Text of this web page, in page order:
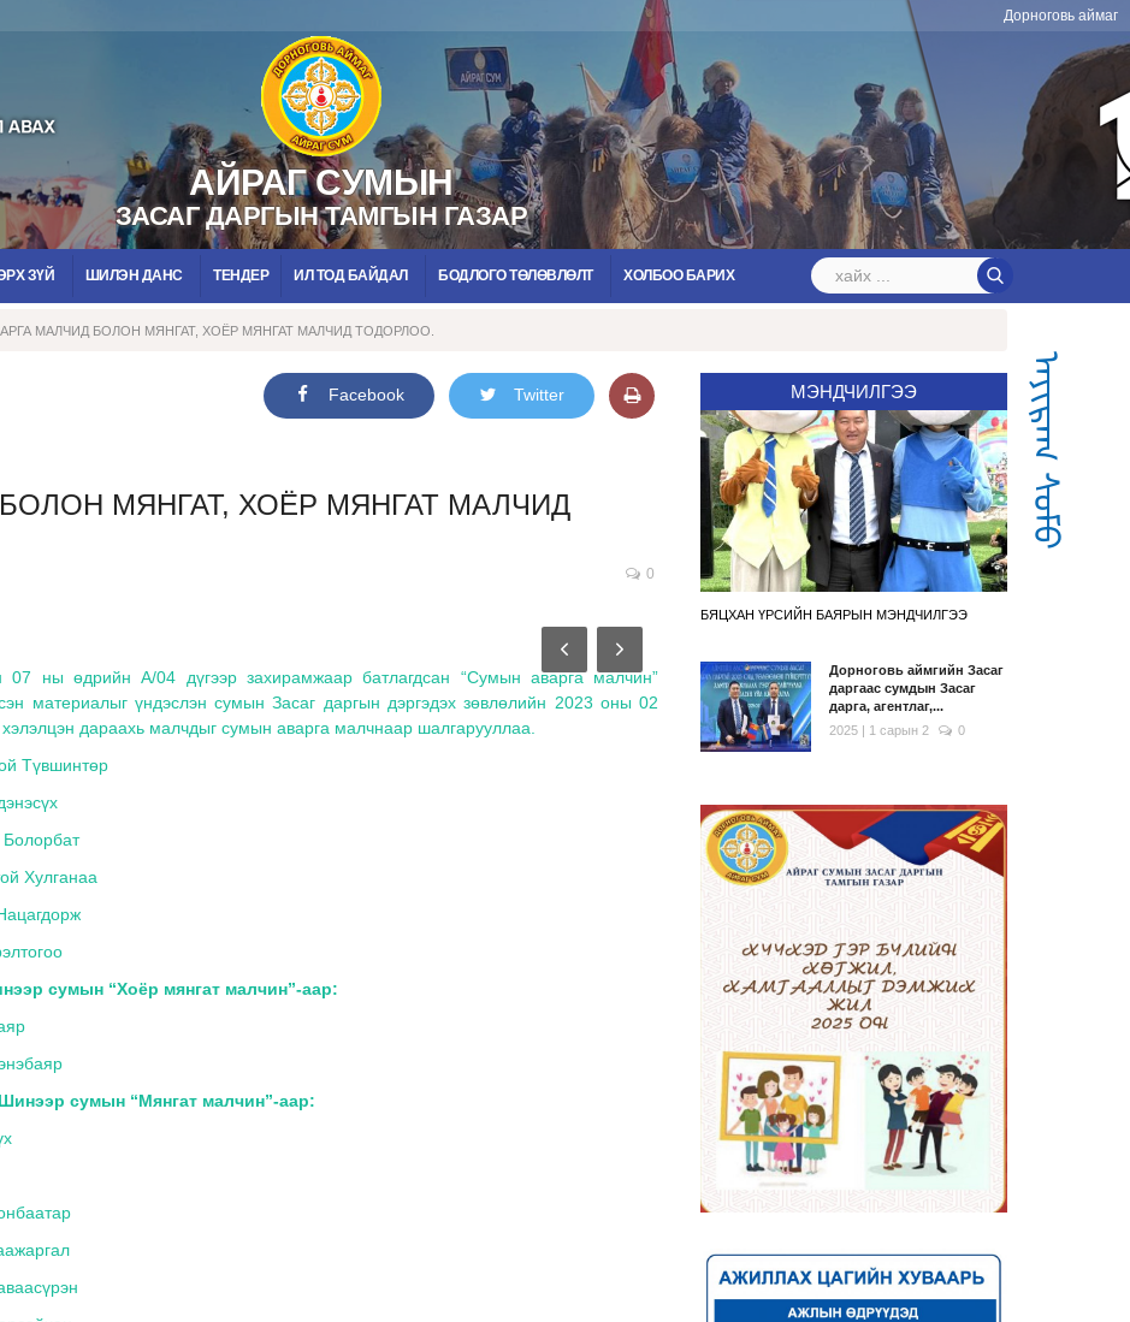
АЙРАГ СУМЫН
ЗАСАГ ДАРГЫН ТАМГЫН ГАЗАР
Дорноговь аймаг
ЗҮЙ ШИЛЭН ДАНС ТЕНДЕР ИЛ ТОД БАЙДАЛ БОДЛОГО ТӨЛӨВЛӨЛТ ХОЛБОО БАРИХ
ᠠᠶᠢᠷᠠᠭ ᠰᠤᠮᠤ
МАЛЧИД БОЛОН МЯНГАТ, ХОЁР МЯНГАТ МАЛЧИД ТОДОРЛОО.
Facebook Twitter
МЯНГАТ, ХОЁР МЯНГАТ МАЛЧИД
0
ны өдрийн А/04 дүгээр захирамжаар батлагдсан “Сумын аварга малчин”
материалыг үндэслэн сумын Засаг даргын дэргэдэх зөвлөлийн 2023 оны 02
дараахь малчдыг сумын аварга малчнаар шалгарууллаа.
Түвшинтөр
Хулганаа
сумын “Хоёр мянгат малчин”-аар:
сумын “Мянгат малчин”-аар:
МЭНДЧИЛГЭЭ
БЯЦХАН ҮРСИЙН БАЯРЫН МЭНДЧИЛГЭЭ
Дорноговь аймгийн Засаг
даргаас сумдын Засаг
дарга, агентлаг,...
2025 | 1 сарын 2
0